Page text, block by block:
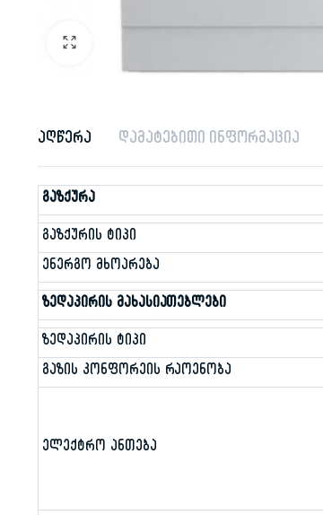
აღწერა დამატებითი ინფორმაცია
გაზქურა
გაზქურის ტიპი
ენერგო მხოარება
ზედაპირის მახასიათებლები
ზედაპირის ტიპი
გაზის კონფორეის რაოენობა
ელექტრო ანთება